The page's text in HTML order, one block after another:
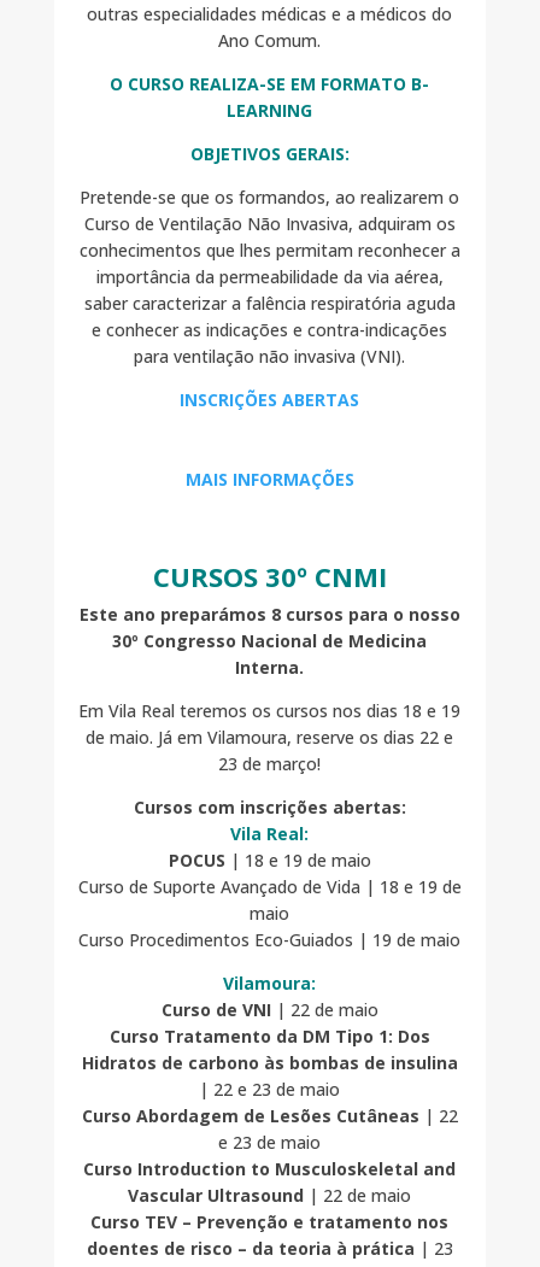
outras especialidades médicas e a médicos do
Ano Comum.
O CURSO REALIZA-SE EM FORMATO B-
LEARNING
OBJETIVOS GERAIS:
Pretende-se que os formandos, ao realizarem o
Curso de Ventilação Não Invasiva, adquiram os
conhecimentos que lhes permitam reconhecer a
importância da permeabilidade da via aérea,
saber caracterizar a falência respiratória aguda
e conhecer as indicações e contra-indicações
para ventilação não invasiva (VNI).
INSCRIÇÕES ABERTAS
MAIS INFORMAÇÕES
CURSOS 30º CNMI
Este ano preparámos 8 cursos para o nosso
30º Congresso Nacional de Medicina
Interna.
Em Vila Real teremos os cursos nos dias 18 e 19
de maio. Já em Vilamoura, reserve os dias 22 e
23 de março!
Cursos com inscrições abertas:
Vila Real:
POCUS | 18 e 19 de maio
Curso de Suporte Avançado de Vida | 18 e 19 de
maio
Curso Procedimentos Eco-Guiados | 19 de maio
Vilamoura:
Curso de VNI| 22 de maio
Curso Tratamento da DM Tipo 1: Dos
Hidratos de carbono às bombas de insulina
| 22 e 23 de maio
Curso Abordagem de Lesões Cutâneas | 22
e 23 de maio
Curso Introduction to Musculoskeletal and
Vascular Ultrasound | 22 de maio
Curso TEV – Prevenção e tratamento nos
doentes de risco – da teoria à prática | 23